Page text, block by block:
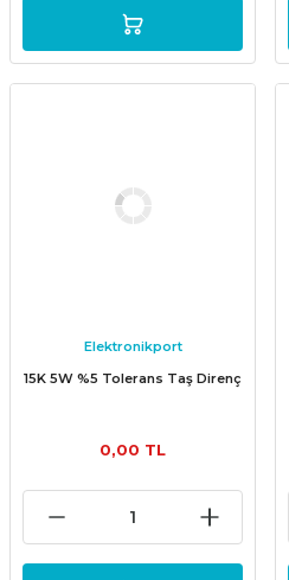
Elektronikport
15K 5W %5 Tolerans Taş Direnç
0,00 TL